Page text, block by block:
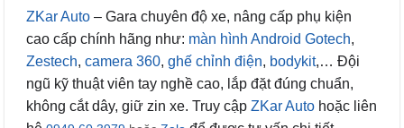
ZKar Auto – Gara chuyên độ xe, nâng cấp phụ kiện
cao cấp chính hãng như: màn hình Android Gotech,
Zestech, camera 360, ghế chỉnh điện, bodykit,… Đội
ngũ kỹ thuật viên tay nghề cao, lắp đặt đúng chuẩn,
không cắt dây, giữ zin xe. Truy cập ZKar Auto hoặc liên